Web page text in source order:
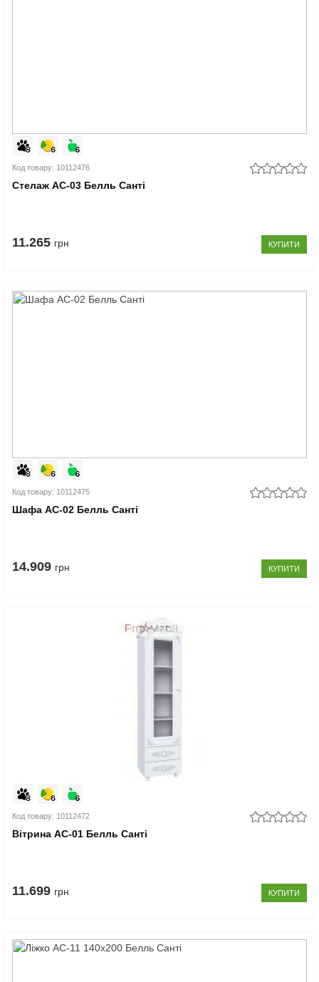
Код товару: 10112476
Стелаж АС-03 Белль Санті
11.265 грн КУПИТИ
Код товару: 10112475
Шафа АС-02 Белль Санті
14.909 грн КУПИТИ
Код товару: 10112472
Вітрина АС-01 Белль Санті
11.699 грн КУПИТИ